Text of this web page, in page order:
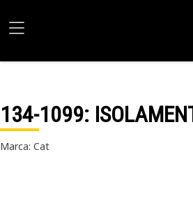
134-1099:
Marca: Cat